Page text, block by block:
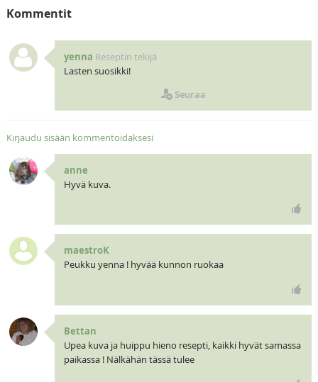
Kommentit
yenna Reseptin tekijä
Lasten suosikki!
Seuraa
Kirjaudu sisään kommentoidaksesi
anne
Hyvä kuva.
maestroK
Peukku yenna ! hyvää kunnon ruokaa
Bettan
Upea kuva ja huippu hieno resepti, kaikki hyvät samassa
paikassa ! Nälkähän tässä tulee